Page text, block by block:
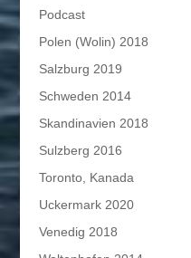
Podcast
Polen (Wolin) 2018
Salzburg 2019
Schweden 2014
Skandinavien 2018
Sulzberg 2016
Toronto, Kanada
Uckermark 2020
Venedig 2018